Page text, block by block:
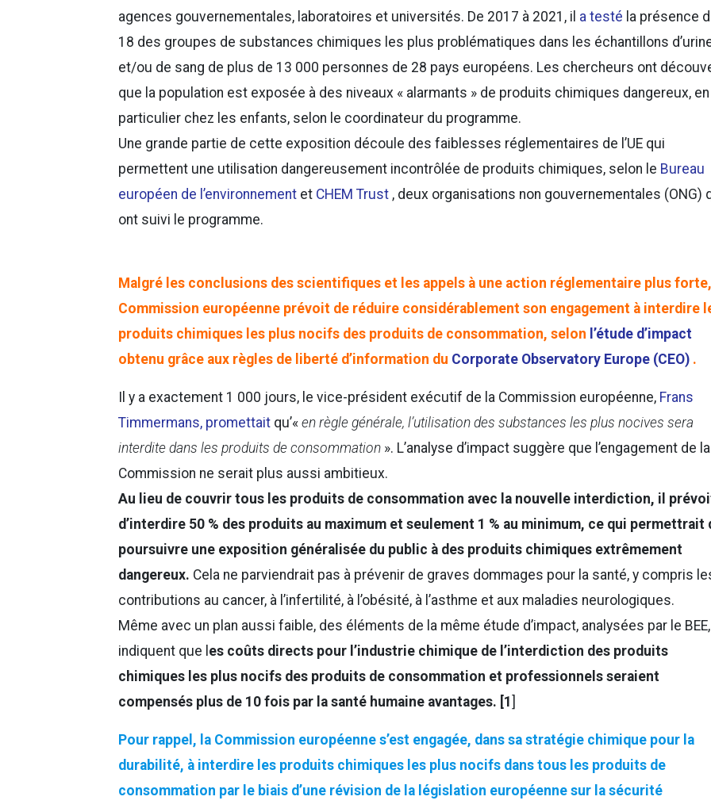
agences gouvernementales, laboratoires et universités. De 2017 à 2021, il a testé la présence
18 des groupes de substances chimiques les plus problématiques dans les échantillons
et/ou de sang de plus de 13 000 personnes de 28 pays européens. Les chercheurs ont
que la population est exposée à des niveaux « alarmants » de produits chimiques dangereux, en
particulier chez les enfants, selon le coordinateur du programme.
Une grande partie de cette exposition découle des faiblesses réglementaires de l’UE qui
permettent une utilisation dangereusement incontrôlée de produits chimiques, selon le Bureau
européen de l’environnement et CHEM Trust , deux organisations non gouvernementales (ONG)
ont suivi le programme.
Malgré les conclusions des scientifiques et les appels à une action réglementaire plus
Commission européenne prévoit de réduire considérablement son engagement à interdire
produits chimiques les plus nocifs des produits de consommation, selon l’étude d’impact
obtenu grâce aux règles de liberté d’information du Corporate Observatory Europe (CEO) .
Il y a exactement 1 000 jours, le vice-président exécutif de la Commission européenne, Frans
Timmermans, promettait qu’« en règle générale, l’utilisation des substances les plus nocives sera
interdite dans les produits de consommation ». L’analyse d’impact suggère que l’engagement de la
Commission ne serait plus aussi ambitieux.
Au lieu de couvrir tous les produits de consommation avec la nouvelle interdiction, il
d’interdire 50 % des produits au maximum et seulement 1 % au minimum, ce qui permettrait
poursuivre une exposition généralisée du public à des produits chimiques extrêmement
dangereux. Cela ne parviendrait pas à prévenir de graves dommages pour la santé, y compris
contributions au cancer, à l’infertilité, à l’obésité, à l’asthme et aux maladies neurologiques.
Même avec un plan aussi faible, des éléments de la même étude d’impact, analysées par le BEE,
indiquent que l es coûts directs pour l’industrie chimique de l’interdiction des produits
chimiques les plus nocifs des produits de consommation et professionnels seraient
compensés plus de 10 fois par la santé humaine avantages. [1
Pour rappel, la Commission européenne s’est engagée, dans sa stratégie chimique pour la
durabilité, à interdire les produits chimiques les plus nocifs dans tous les produits de
consommation par le biais d’une révision de la législation européenne sur la sécurité